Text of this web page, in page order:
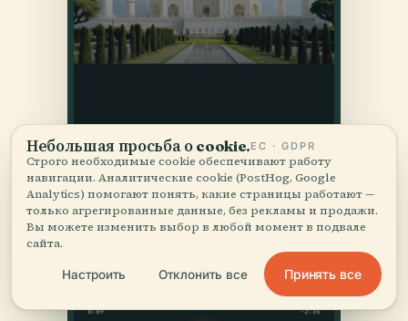
Небольшая просьба о cookie.ЕС · GDPR
Строго необходимые cookie обеспечивают работу
навигации. Аналитические cookie (PostHog, Google
Analytics) помогают понять, какие страницы работают —
только агрегированные данные, без рекламы и продажи.
Вы можете изменить выбор в любой момент в подвале
сайта.
Настроить Отклонить все Принять все